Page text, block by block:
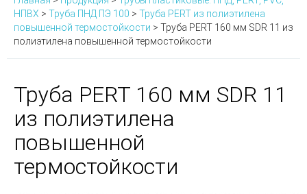
НПВХ > Труба ПНД ПЭ 100 > Труба PERT из полиэтилена
повышенной термостойкости > Труба PERT 160 мм SDR 11 из
полиэтилена повышенной термостойкости
Труба PERT 160 мм SDR 11
из полиэтилена
повышенной
термостойкости